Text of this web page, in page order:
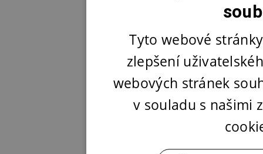
Tyto webové
zlepšení
webových stránek
v souladu s našimi